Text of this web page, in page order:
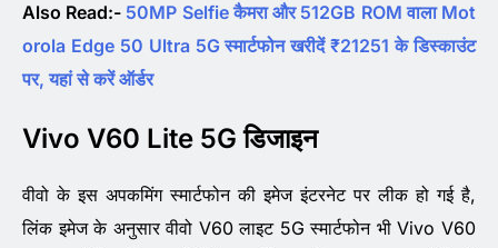
Also Read:- 50MP Selfie कैमरा और 512GB ROM वाला Mot
orola Edge 50 Ultra 5G स्मार्टफोन खरीदें ₹21251 के डिस्काउंट
पर, यहां से करें ऑर्डर
Vivo V60 Lite 5G डिजाइन
वीवो के इस अपकमिंग स्मार्टफोन की इमेज इंटरनेट पर लीक हो गई है,
लिंक इमेज के अनुसार वीवो V60 लाइट 5G स्मार्टफोन भी Vivo V60